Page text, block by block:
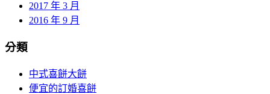
2017 年 3 月
2016 年 9 月
分類
中式喜餅大餅
便宜的訂婚喜餅